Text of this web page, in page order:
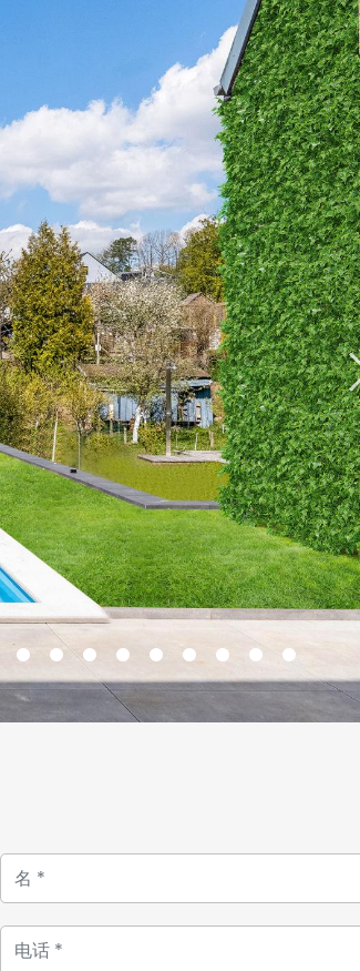
trouve une grande chambre à coucher
et un espace débarras.
à souhait offre des prestations
pierre naturelle et parquet dans toutes
finitions de haute qualité
vous retrouverez également les
d'eau, triple vitrage, VMC
sol, pompe à chaleur, cuve de
de 5.000 litres, vidéophone au rdc et
contre-courant pour la nage est a
d'un garage. Une prise électrique
les voitures électriques.
ou pour une visite, merci de nous
17.